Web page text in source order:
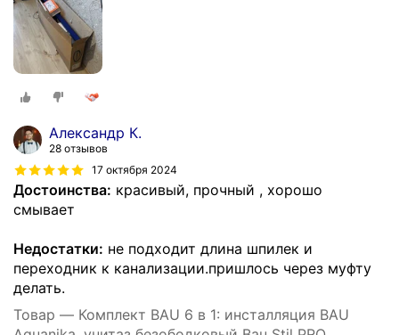
матовая клавиша
Александр К.
28 отзывов
17 октября 2024
Достоинства: красивый, прочный , хорошо
смывает
Недостатки: не подходит длина шпилек и
переходник к канализации.пришлось через муфту
делать.
Товар — Комплект BAU 6 в 1: инсталляция BAU